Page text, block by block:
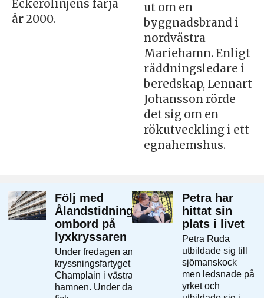
Eckerölinjens färja
år 2000.
ut om en
byggnadsbrand i
nordvästra
Mariehamn. Enligt
räddningsledare i
beredskap, Lennart
Johansson rörde
det sig om en
rökutveckling i ett
egnahemshus.